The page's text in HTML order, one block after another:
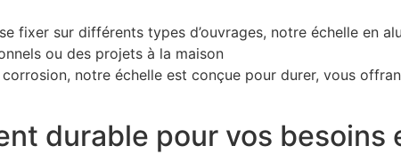
fixer sur différents types d’ouvrages, notre échelle en
ou des projets à la maison
notre échelle est conçue pour durer, vous
durable pour vos besoins